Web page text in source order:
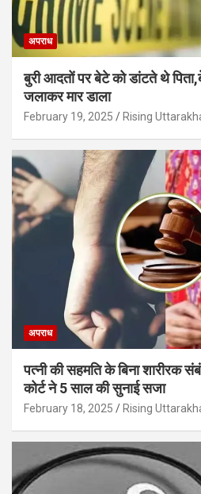
अपराध
बुरी आदतों पर बेटे को डांटते थे
जलाकर मार डाला
February 19, 2025 Rising
अपराध
पत्नी की सहमति के बिना शारीरक
कोर्ट ने 5 साल की सुनाई सजा
February 18, 2025 Rising